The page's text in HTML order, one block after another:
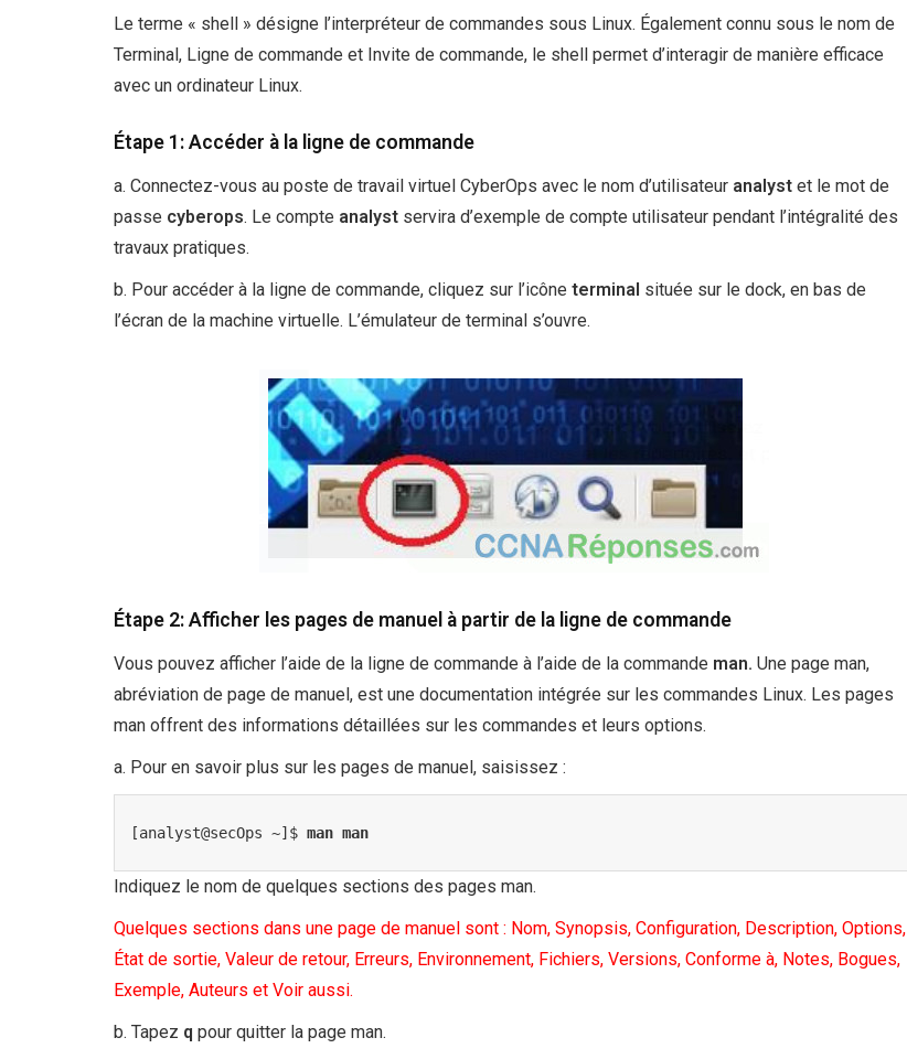
Le terme « shell » désigne l’interpréteur de commandes sous Linux. Également connu sous le nom de
Terminal, Ligne de commande et Invite de commande, le shell permet d’interagir de manière efficace
avec un ordinateur Linux.
Étape 1: Accéder à la ligne de commande
a. Connectez-vous au poste de travail virtuel CyberOps avec le nom d’utilisateur analyst et le mot de
passe cyberops. Le compte analyst servira d’exemple de compte utilisateur pendant l’intégralité des
travaux pratiques.
b. Pour accéder à la ligne de commande, cliquez sur l’icône terminal située sur le dock, en bas de
l’écran de la machine virtuelle. L’émulateur de terminal s’ouvre.
Étape 2: Afficher les pages de manuel à partir de la ligne de commande
Vous pouvez afficher l’aide de la ligne de commande à l’aide de la commande man. Une page man,
abréviation de page de manuel, est une documentation intégrée sur les commandes Linux. Les pages
man offrent des informations détaillées sur les commandes et leurs options.
a. Pour en savoir plus sur les pages de manuel, saisissez :
[analyst@secOps ~]$ man man
Indiquez le nom de quelques sections des pages man.
Quelques sections dans une page de manuel sont : Nom, Synopsis, Configuration, Description, Options,
État de sortie, Valeur de retour, Erreurs, Environnement, Fichiers, Versions, Conforme à, Notes, Bogues,
Exemple, Auteurs et Voir aussi.
b. Tapez q pour quitter la page man.